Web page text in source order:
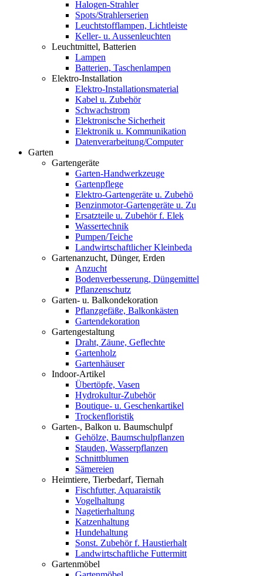
Halogen-Strahler
Spots/Strahlerserien
Leuchtstofflampen, Lichtleiste
Keller- u. Aussenleuchten
Leuchtmittel, Batterien
Lampen
Batterien, Taschenlampen
Elektro-Installation
Elektro-Installationsmaterial
Kabel u. Zubehör
Schwachstrom
Elektronische Sicherheit
Elektronik u. Kommunikation
Datenverarbeitung/Computer
Garten
Gartengeräte
Garten-Handwerkzeuge
Gartenpflege
Elektro-Gartengeräte u. Zubehö
Benzinmotor-Gartengeräte u. Zu
Ersatzteile u. Zubehör f. Elek
Wassertechnik
Pumpen/Teiche
Landwirtschaftlicher Kleinbeda
Gartenanzucht, Dünger, Erden
Anzucht
Bodenverbesserung, Düngemittel
Pflanzenschutz
Garten- u. Balkondekoration
Pflanzgefäße, Balkonkästen
Gartendekoration
Gartengestaltung
Draht, Zäune, Geflechte
Gartenholz
Gartenhäuser
Indoor-Artikel
Übertöpfe, Vasen
Hydrokultur-Zubehör
Boutique- u. Geschenkartikel
Trockenfloristik
Garten-, Balkon u. Baumschulpf
Gehölze, Baumschulpflanzen
Stauden, Wasserpflanzen
Schnittblumen
Sämereien
Heimtiere, Tierbedarf, Tiernah
Fischfutter, Aquaraistik
Vogelhaltung
Nagetierhaltung
Katzenhaltung
Hundehaltung
Sonst. Zubehör f. Haustierhalt
Landwirtschaftliche Futtermitt
Gartenmöbel